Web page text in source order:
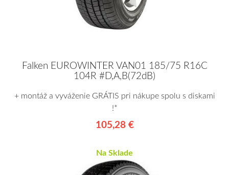
Falken EUROWINTER VAN01 185/75 R16C
104R #D,A,B(72dB)
+ montáž a vyváženie GRÁTIS pri nákupe spolu s diskami
!*
105,28 €
Na Sklade